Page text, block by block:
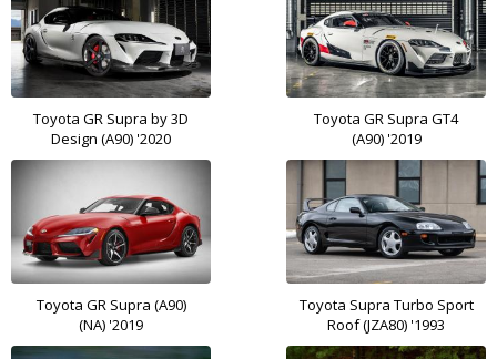
Toyota GR Supra by 3D
Design (A90) '2020
Toyota GR Supra GT4
(A90) '2019
Toyota GR Supra (A90)
(NA) '2019
Toyota Supra Turbo Sport
Roof (JZA80) '1993